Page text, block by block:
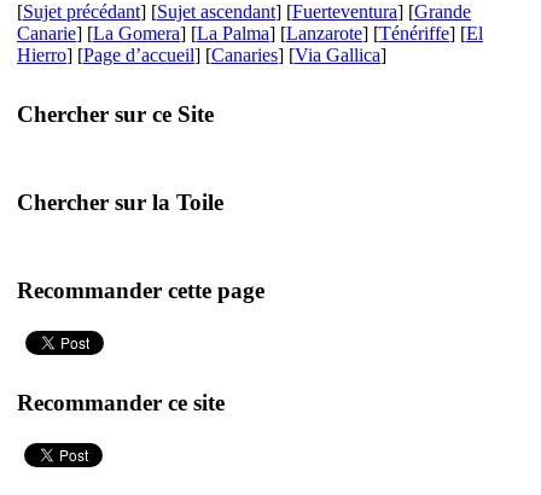
[Sujet précédant] [Sujet ascendant] [Fuerteventura] [Grande
Canarie] [La Gomera] [La Palma] [Lanzarote] [Ténériffe] [El
Hierro] [Page d’accueil] [Canaries] [Via Gallica]
Chercher sur ce Site
Chercher sur la Toile
Recommander cette page
Recommander ce site